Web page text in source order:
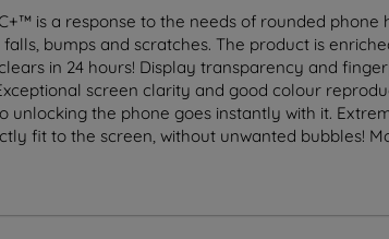
is a response to the needs of rounded
bumps and scratches. The product is
in 24 hours! Display transparency and
screen clarity and good colour
the phone goes instantly with it.
fit to the screen, without unwanted bubbles!